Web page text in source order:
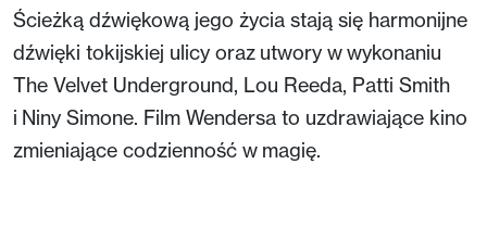
Ścieżką dźwiękową jego życia stają się harmonijne
dźwięki tokijskiej ulicy oraz utwory w wykonaniu
The Velvet Underground, Lou Reeda, Patti Smith
i Niny Simone. Film Wendersa to uzdrawiające kino
zmieniające codzienność w magię.